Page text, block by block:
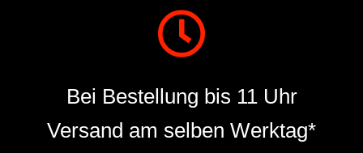
Bei Bestellung bis 11 Uhr
Versand am selben Werktag*